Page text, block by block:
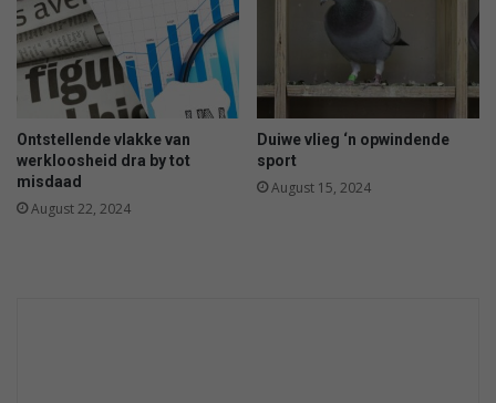
e
r
s
t
o
m
s
Ontstellende vlakke van
werkloosheid dra by tot
misdaad
August 22, 2024
Duiwe vlieg ‘n opwindende
sport
August 15, 2024